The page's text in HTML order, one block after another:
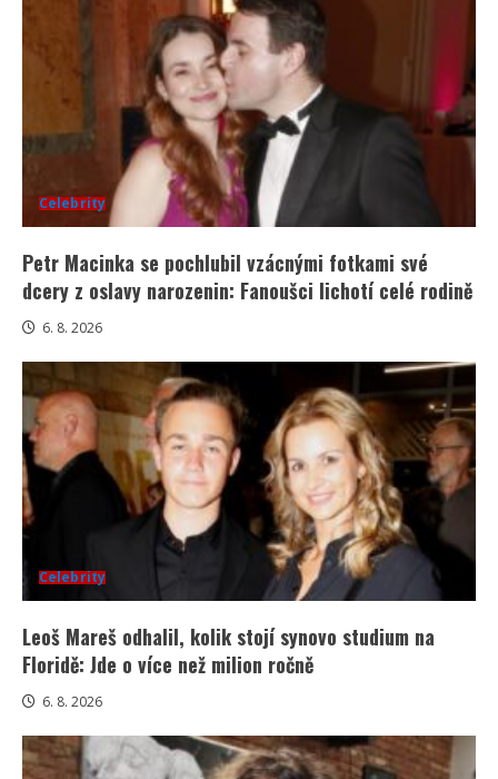
Celebrity
Petr Macinka se pochlubil vzácnými fotkami své
dcery z oslavy narozenin: Fanoušci lichotí celé rodině
6. 8. 2026
Celebrity
Leoš Mareš odhalil, kolik stojí synovo studium na
Floridě: Jde o více než milion ročně
6. 8. 2026